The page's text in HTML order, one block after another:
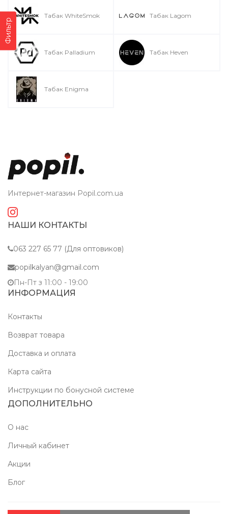
Фильтр
Табак WhiteSmok Табак Lagom
Табак Palladium Табак Heven
Табак Enigma
Интернет-магазин Popil.com.ua
НАШИ КОНТАКТЫ
063 227 65 77 (Для оптовиков)
popilkalyan@gmail.com
Пн-Пт з 11:00 - 19:00
ИНФОРМАЦИЯ
Контакты
Возврат товара
Доставка и оплата
Карта сайта
Инструкции по бонусной системе
ДОПОЛНИТЕЛЬНО
О нас
Личный кабинет
Акции
Блог